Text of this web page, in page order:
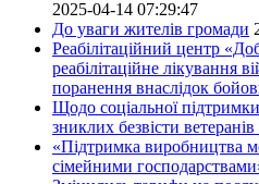
2025-04-14 07:29:47
До уваги жителів громади
Реабілітаційний центр
реабілітаційне лікування
поранення внаслідок
Щодо соціальної
зниклих безвісти
«Підтримка виробництва
сімейними